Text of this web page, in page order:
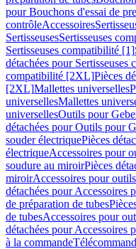
pour Bouchons d'essai de
contrôleAccessoires
SertisseusesSertisseuses
Sertisseuses compatibilité [1]
détachées pour
compatibilité [2XL]Pièces
[2XL]Mallettes universelles
universellesMallettes
universellesOutils pour
détachées pour Outils pour
souder électriquePièces
électriqueAccessoires pour
soudure au miroirPièces
miroirAccessoires pour
détachées pour Accessoires
de préparation de tubes
de tubesAccessoires pour
détachées pour Accessoires
à la commande